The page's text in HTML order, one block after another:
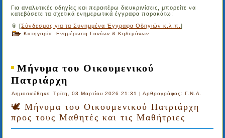
Για αναλυτικές οδηγίες και περαιτέρω διευκρινίσεις, μπορείτε να
κατεβάσετε τα σχετικά ενημερωτικά έγγραφα παρακάτω:
📎[Σύνδεσμος για τα Συνημμένα Έγγραφα Οδηγιών κ.λ.π.]
Κατηγορία:Ενημέρωση Γονέων & Κηδεμόνων
Μήνυμα του Οικουμενικού
Πατριάρχη
Δημοσιεύθηκε: Τρίτη, 03 Μαρτίου 2026 21:31|Αρθρογράφος: Γ.Ν.Α.
🕊️ Μήνυμα του Οικουμενικού Πατριάρχη
προς τους Μαθητές και τις Μαθήτριες